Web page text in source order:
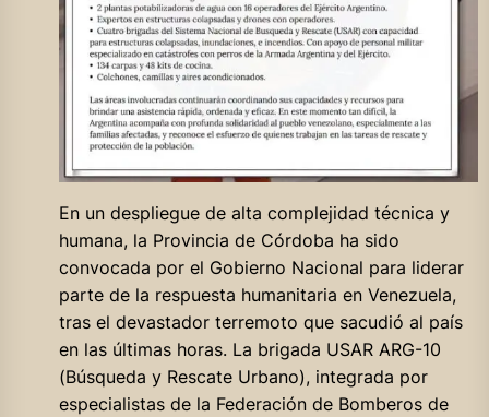
En un despliegue de alta complejidad técnica y
humana, la Provincia de Córdoba ha sido
convocada por el Gobierno Nacional para liderar
parte de la respuesta humanitaria en Venezuela,
tras el devastador terremoto que sacudió al país
en las últimas horas. La brigada USAR ARG-10
(Búsqueda y Rescate Urbano), integrada por
especialistas de la Federación de Bomberos de